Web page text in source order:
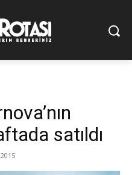
satıldı